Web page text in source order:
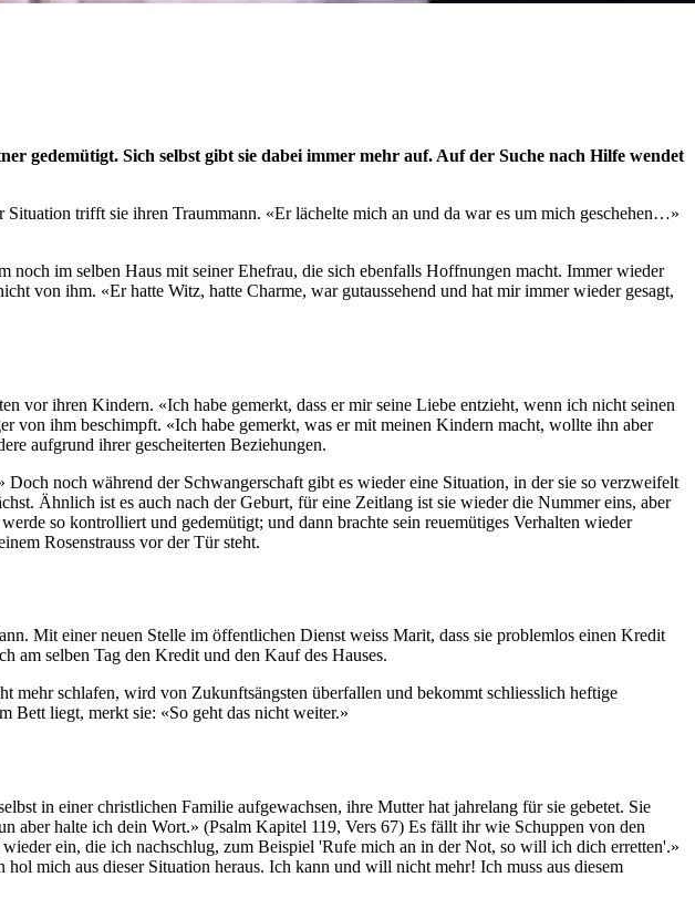
gedemütigt. Sich selbst gibt sie dabei immer mehr auf. Auf der Suche nach Hilfe wendet
trifft sie ihren Traummann. «Er lächelte mich an und da war es um mich geschehen…»
im selben Haus mit seiner Ehefrau, die sich ebenfalls Hoffnungen macht. Immer wieder
von ihm. «Er hatte Witz, hatte Charme, war gutaussehend und hat mir immer wieder gesagt,
vor ihren Kindern. «Ich habe gemerkt, dass er mir seine Liebe entzieht, wenn ich nicht seinen
von ihm beschimpft. «Ich habe gemerkt, was er mit meinen Kindern macht, wollte ihn aber
aufgrund ihrer gescheiterten Beziehungen.
noch während der Schwangerschaft gibt es wieder eine Situation, in der sie so verzweifelt
Ähnlich ist es auch nach der Geburt, für eine Zeitlang ist sie wieder die Nummer eins, aber
so kontrolliert und gedemütigt; und dann brachte sein reuemütiges Verhalten wieder
Rosenstrauss vor der Tür steht.
Mit einer neuen Stelle im öffentlichen Dienst weiss Marit, dass sie problemlos einen Kredit
am selben Tag den Kredit und den Kauf des Hauses.
mehr schlafen, wird von Zukunftsängsten überfallen und bekommt schliesslich heftige
Bett liegt, merkt sie: «So geht das nicht weiter.»
in einer christlichen Familie aufgewachsen, ihre Mutter hat jahrelang für sie gebetet. Sie
halte ich dein Wort.» (Psalm Kapitel 119, Vers 67) Es fällt ihr wie Schuppen von den
ein, die ich nachschlug, zum Beispiel 'Rufe mich an in der Not, so will ich dich erretten'.»
mich aus dieser Situation heraus. Ich kann und will nicht mehr! Ich muss aus diesem